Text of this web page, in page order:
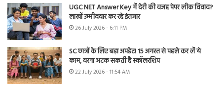
UGC NET Answer Key में देरी की वजह पेपर लीक विवाद?
लाखों उम्मीदवार कर रहे इंतजार
26 July 2026 - 6:11 PM
SC छात्रों के लिए बड़ा अपडेट! 15 अगस्त से पहले कर लें ये
काम, वरना अटक सकती है स्कॉलरशिप
22 July 2026 - 11:54 AM